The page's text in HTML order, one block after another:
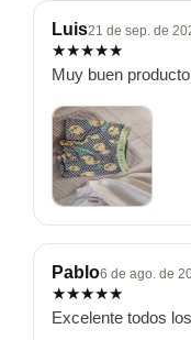
Luis21 de sep. de
★★★★★
Muy buen
Pablo6 de ago. de
★★★★★
Excelente todos